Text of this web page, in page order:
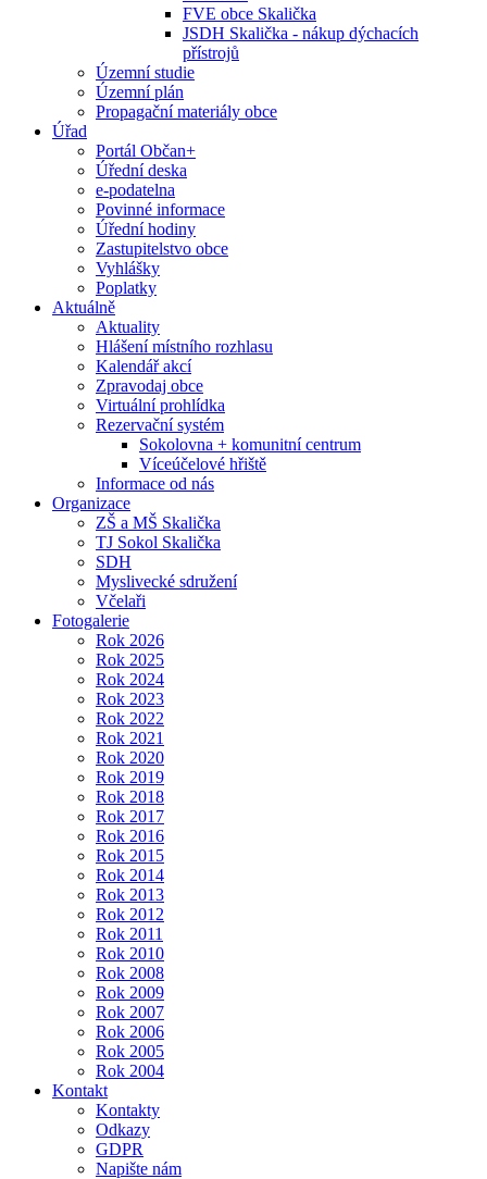
FVE obce Skalička
JSDH Skalička - nákup dýchacích
přístrojů
Územní studie
Územní plán
Propagační materiály obce
Úřad
Portál Občan+
Úřední deska
e-podatelna
Povinné informace
Úřední hodiny
Zastupitelstvo obce
Vyhlášky
Poplatky
Aktuálně
Aktuality
Hlášení místního rozhlasu
Kalendář akcí
Zpravodaj obce
Virtuální prohlídka
Rezervační systém
Sokolovna + komunitní centrum
Víceúčelové hřiště
Informace od nás
Organizace
ZŠ a MŠ Skalička
TJ Sokol Skalička
SDH
Myslivecké sdružení
Včelaři
Fotogalerie
Rok 2026
Rok 2025
Rok 2024
Rok 2023
Rok 2022
Rok 2021
Rok 2020
Rok 2019
Rok 2018
Rok 2017
Rok 2016
Rok 2015
Rok 2014
Rok 2013
Rok 2012
Rok 2011
Rok 2010
Rok 2008
Rok 2009
Rok 2007
Rok 2006
Rok 2005
Rok 2004
Kontakt
Kontakty
Odkazy
GDPR
Napište nám